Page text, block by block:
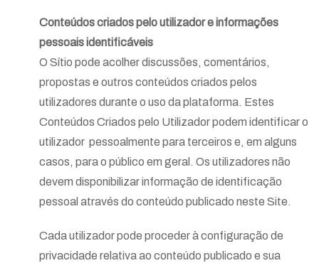
Conteúdos criados pelo utilizador e informações
pessoais identificáveis
O Sítio pode acolher discussões, comentários,
propostas e outros conteúdos criados pelos
utilizadores durante o uso da plataforma. Estes
Conteúdos Criados pelo Utilizador podem identificar o
utilizador pessoalmente para terceiros e, em alguns
casos, para o público em geral. Os utilizadores não
devem disponibilizar informação de identificação
pessoal através do conteúdo publicado neste Site.
Cada utilizador pode proceder à configuração de
privacidade relativa ao conteúdo publicado e sua